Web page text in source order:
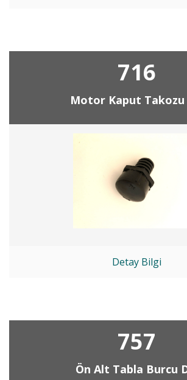
716
Motor Kaput Takozu
Detay Bilgi
757
Ön Alt Tabla Burcu